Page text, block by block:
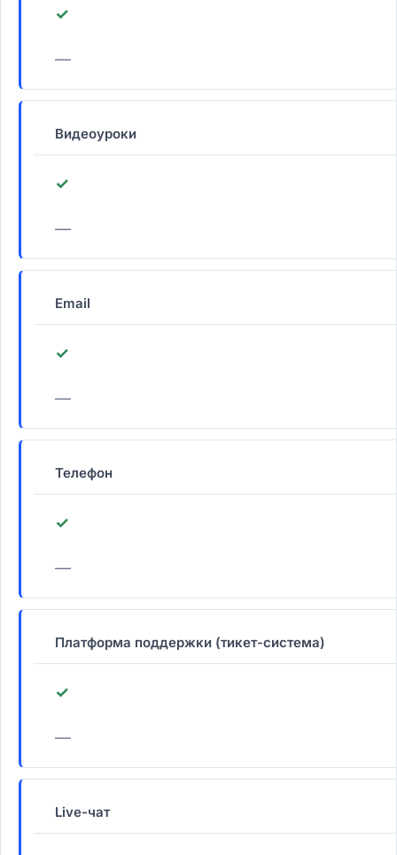
✓
—
Видеоуроки
✓
—
Email
✓
—
Телефон
✓
—
Платформа поддержки (тикет-система)
✓
—
Live-чат